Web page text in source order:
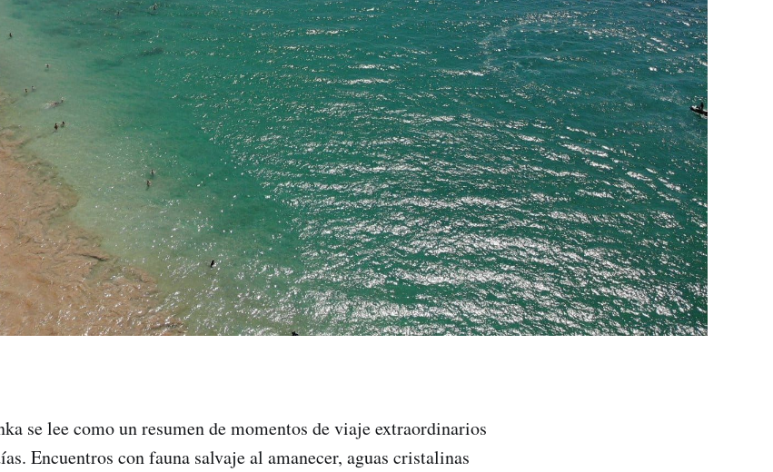
se lee como un resumen de momentos de viaje extraordinarios
Encuentros con fauna salvaje al amanecer, aguas cristalinas